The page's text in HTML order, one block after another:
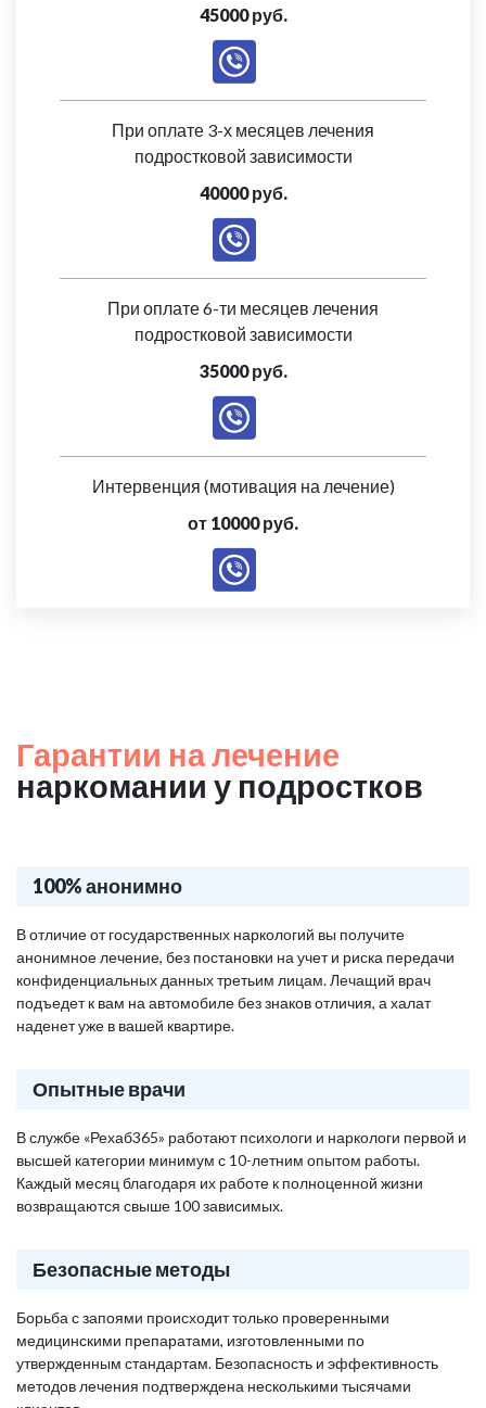
45000 руб.
При оплате 3-х месяцев лечения
подростковой зависимости
40000 руб.
При оплате 6-ти месяцев лечения
подростковой зависимости
35000 руб.
Интервенция (мотивация на лечение)
от 10000 руб.
Гарантии на лечение
наркомании у подростков
100% анонимно
В отличие от государственных наркологий вы получите
анонимное лечение, без постановки на учет и риска передачи
конфиденциальных данных третьим лицам. Лечащий врач
подъедет к вам на автомобиле без знаков отличия, а халат
наденет уже в вашей квартире.
Опытные врачи
В службе «Рехаб365» работают психологи и наркологи первой и
высшей категории минимум с 10-летним опытом работы.
Каждый месяц благодаря их работе к полноценной жизни
возвращаются свыше 100 зависимых.
Безопасные методы
Борьба с запоями происходит только проверенными
медицинскими препаратами, изготовленными по
утвержденным стандартам. Безопасность и эффективность
методов лечения подтверждена несколькими тысячами